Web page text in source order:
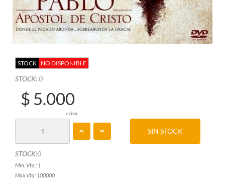
STOCK NO DISPONIBLE
STOCK:0
$ 5.000
c/iva
STOCK:0
Min. Vta.: 1
Max Vta: 100000
SIN STOCK